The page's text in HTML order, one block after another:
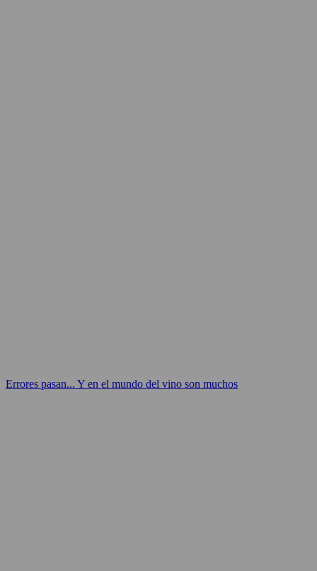
Errores pasan... Y en el mundo del vino son muchos